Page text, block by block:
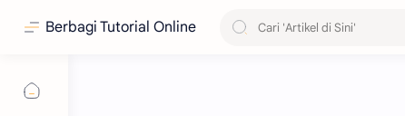
Berbagi Tutorial Online